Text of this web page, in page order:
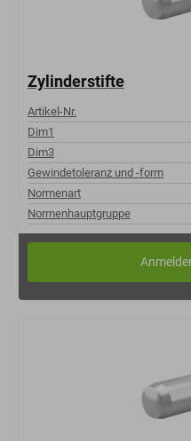
Zylinderstifte
Artikel-Nr.
Dim1
Dim3
Gewindetoleranz und -form
Normenart
Normenhauptgruppe